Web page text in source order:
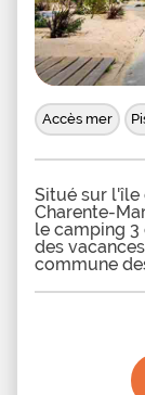
Accès mer
Situé sur l'île
Charente-
le camping
des
commune
de la Plage
dans l'eau,
et incluant
ou bien
3